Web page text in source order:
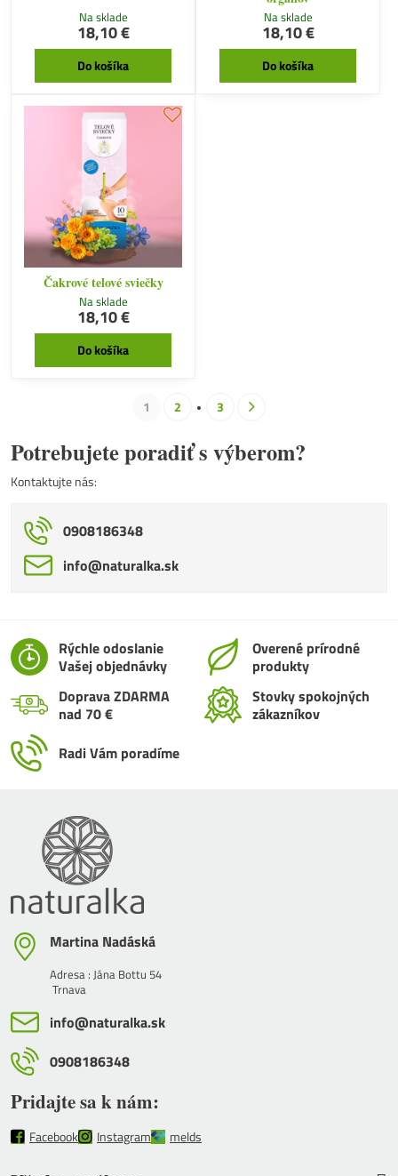
Na sklade
18,10 €
Do košíka
Na sklade
18,10 €
Do košíka
Čakrové telové sviečky
Na sklade
18,10 €
Do košíka
1 2 3
Potrebujete poradiť s výberom?
Kontaktujte nás:
0908186348
info​@naturalka​.sk
Rýchle odoslanie
Vašej objednávky
Overené prírodné
produkty
Doprava ZDARMA
nad 70 €
Stovky spokojných
zákazníkov
Radi Vám poradíme
Martina Nadáská
Adresa : Jána Bottu 54
Trnava
info​@naturalka​.sk
0908186348
Pridajte sa k nám:
Facebook Instagram melds